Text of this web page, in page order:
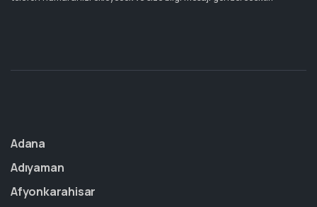
Adana
Adıyaman
Afyonkarahisar